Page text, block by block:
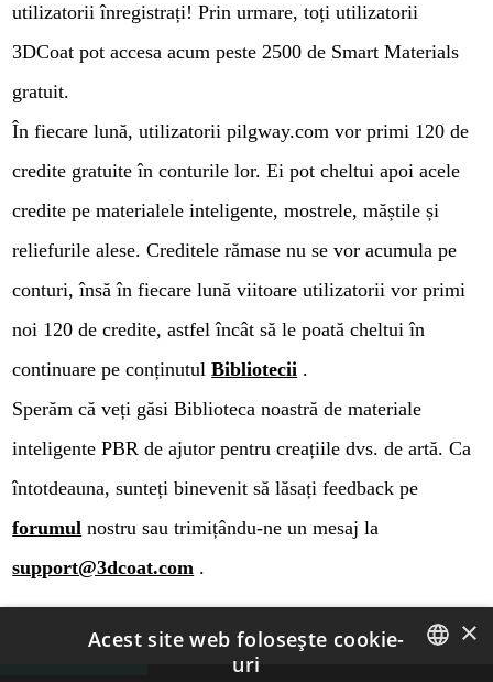
utilizatorii înregistrați! Prin urmare, toți utilizatorii
3DCoat pot accesa acum peste 2500 de Smart Materials
gratuit.
În fiecare lună, utilizatorii pilgway.com vor primi 120 de
credite gratuite în conturile lor. Ei pot cheltui apoi acele
credite pe materialele inteligente, mostrele, măștile și
reliefurile alese. Creditele rămase nu se vor acumula pe
conturi, însă în fiecare lună viitoare utilizatorii vor primi
noi 120 de credite, astfel încât să le poată cheltui în
continuare pe conținutulBibliotecii .
Sperăm că veți găsi Biblioteca noastră de materiale
inteligente PBR de ajutor pentru creațiile dvs. de artă. Ca
întotdeauna, sunteți binevenit să lăsați feedback pe
forumul nostru sau trimițându-ne un mesaj la
support@3dcoat.com .
×
Acest site web folosește cookie-
uri